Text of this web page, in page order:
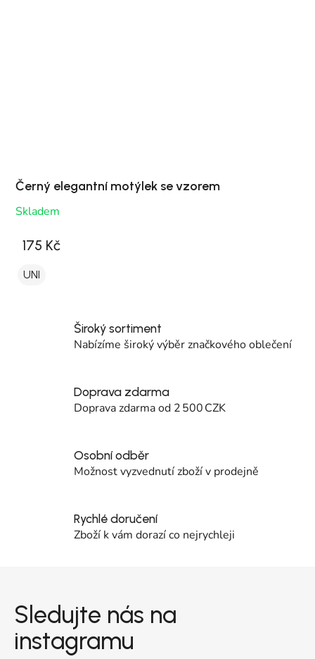
Černý elegantní motýlek se vzorem
Skladem
175 Kč
UNI
Široký sortiment
Nabízíme široký výběr značkového oblečení
Doprava zdarma
Doprava zdarma od 2 500 CZK
Osobní odběr
Možnost vyzvednutí zboží v prodejně
Rychlé doručení
Zboží k vám dorazí co nejrychleji
Sledujte nás na
instagramu